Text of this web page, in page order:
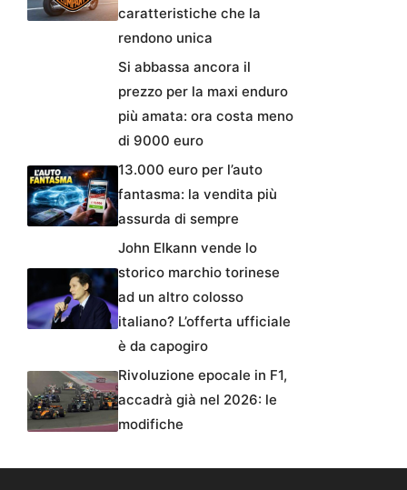
caratteristiche che la
rendono unica
Si abbassa ancora il
prezzo per la maxi enduro
più amata: ora costa meno
di 9000 euro
13.000 euro per l’auto
fantasma: la vendita più
assurda di sempre
John Elkann vende lo
storico marchio torinese
ad un altro colosso
italiano? L’offerta ufficiale
è da capogiro
Rivoluzione epocale in F1,
accadrà già nel 2026: le
modifiche